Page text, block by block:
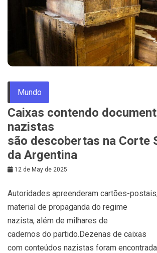
Mundo
Caixas contendo
nazistas
são descobertas na Corte
da Argentina
12 de May de 2025
Autoridades apreenderam cartões-
material de propaganda do regime
nazista, além de milhares de
cadernos do partido.Dezenas de caixas
com conteúdos nazistas foram